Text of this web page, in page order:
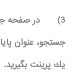
3)
در صفحه
جستجو، عنوان
يك پرينت بگيريد.